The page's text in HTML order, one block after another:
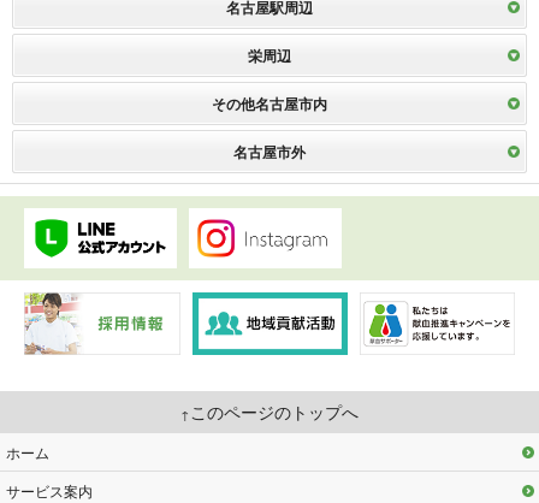
名古屋駅周辺
栄周辺
その他名古屋市内
名古屋市外
このページのトップへ
ホーム
サービス案内